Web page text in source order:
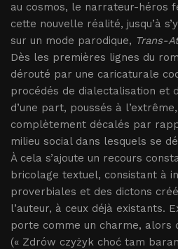
au cosmos, le narrateur-héros
cette nouvelle réalité, jusqu’à
sur un mode parodique, Trans-
Dès les premières lignes du
dérouté par une caricaturale
procédés de dialectalisation et
d’une part, poussés à
complètement décalés par
milieu social dans lesquels se
À cela s’ajoute un recours
bricolage textuel, consistant à
proverbiales et des dictons
l’auteur, à ceux déjà existants.
porte comme un charme, alors
(« Zdrów czyżyk choć tam